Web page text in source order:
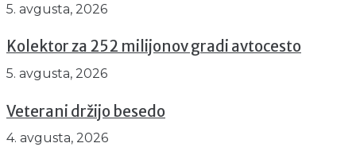
5. avgusta, 2026
Kolektor za 252 milijonov gradi avtocesto
5. avgusta, 2026
Veterani držijo besedo
4. avgusta, 2026